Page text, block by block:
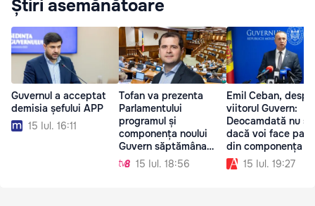
Știri asemănătoare
Guvernul a acceptat
demisia șefului APP
15 Iul. 16:11
Tofan va prezenta
Parlamentului
programul și
componența noului
Guvern săptămâna
viitoare15 Iul. 18:56
Emil Ceban,
viitorul Guvern:
Deocamdată nu
dacă voi face
din componența sa
15 Iul. 19:27